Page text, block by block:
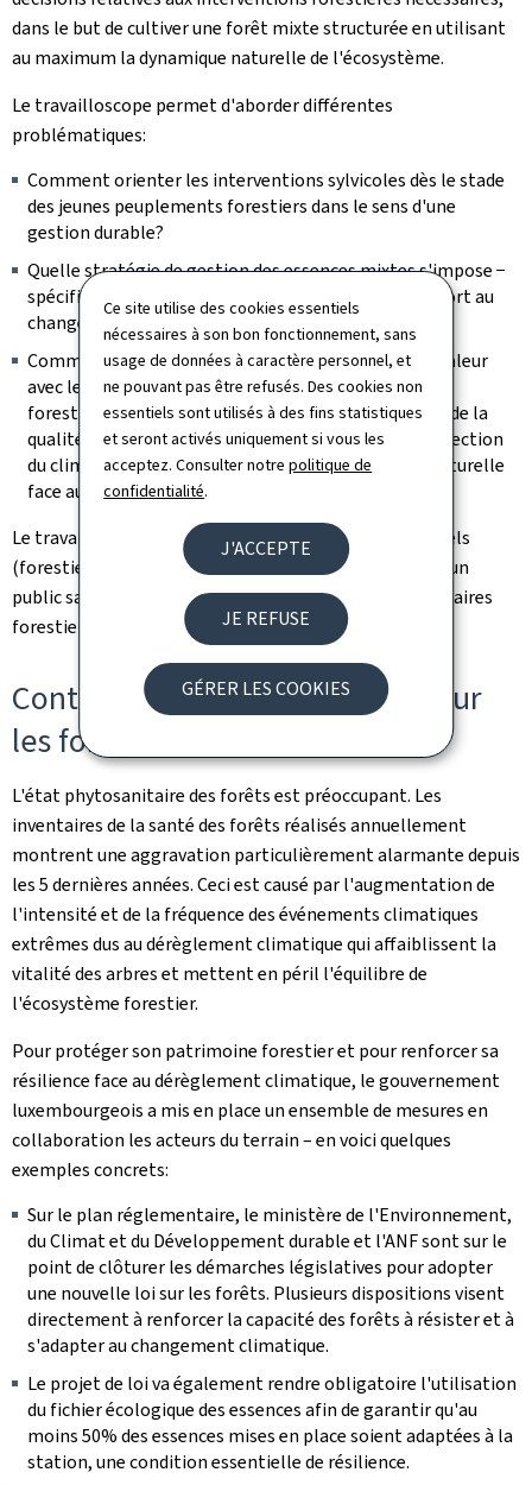
Ce site utilise des cookies essentiels
nécessaires à son bon fonctionnement, sans
usage de données à caractère personnel, et
ne pouvant pas être refusés. Des cookies non
essentiels sont utilisés à des fins statistiques
et seront activés uniquement si vous les
acceptez. Consulter notrepolitique de
confidentialité.
J'ACCEPTE
JE REFUSE
GÉRER LES COOKIES
dans le but de cultiver une forêt mixte structurée en utilisant
au maximum la dynamique naturelle de l'écosystème.
Le travailloscope permet d'aborder différentes
problématiques:
Comment orienter les interventions sylvicoles dès le stade
des jeunes peuplements forestiers dans le sens d'une
gestion durable?
Quelle stratégie de gestion des essences mixtes s'impose −
spécifiquement en ce qui concerne le hêtre par rapport au
changement climatique?
Comment concilier la production future de bois de valeur
avec le maintien de tous les services écosystémiques
forestiers (protection de la biodiversité, protection de la
qualité de l'eau, protection de la qualité de l'air, protection
du climat, etc.) et l'augmentation de la résilience naturelle
face au changement climatique?
Le travailloscope s'adresse aussi bien aux professionnels
(forestiers, bureaux d'études, ouvriers forestiers) qu'à un
public sans connaissances préalables solides (propriétaires
forestiers privés, étudiants en foresterie, etc.).
Contexte: état des forêts et loi sur
les forêts
L'état phytosanitaire des forêts est préoccupant. Les
inventaires de la santé des forêts réalisés annuellement
montrent une aggravation particulièrement alarmante depuis
les 5 dernières années. Ceci est causé par l'augmentation de
l'intensité et de la fréquence des événements climatiques
extrêmes dus au dérèglement climatique qui affaiblissent la
vitalité des arbres et mettent en péril l'équilibre de
l'écosystème forestier.
Pour protéger son patrimoine forestier et pour renforcer sa
résilience face au dérèglement climatique, le gouvernement
luxembourgeois a mis en place un ensemble de mesures en
collaboration les acteurs du terrain – en voici quelques
exemples concrets:
Sur le plan réglementaire, le ministère de l'Environnement,
du Climat et du Développement durable et l'ANF sont sur le
point de clôturer les démarches législatives pour adopter
une nouvelle loi sur les forêts. Plusieurs dispositions visent
directement à renforcer la capacité des forêts à résister et à
s'adapter au changement climatique.
Le projet de loi va également rendre obligatoire l'utilisation
du fichier écologique des essences afin de garantir qu'au
moins 50% des essences mises en place soient adaptées à la
station, une condition essentielle de résilience.